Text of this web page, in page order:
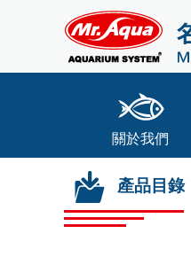
關於我們
產品目錄